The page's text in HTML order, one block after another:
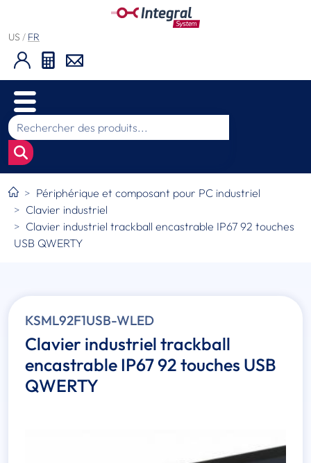
US / FR
Périphérique et composant pour PC industriel
Clavier industriel
Clavier industriel trackball encastrable IP67 92 touches
USB QWERTY
KSML92F1USB-WLED
Clavier industriel trackball
encastrable IP67 92 touches USB
QWERTY